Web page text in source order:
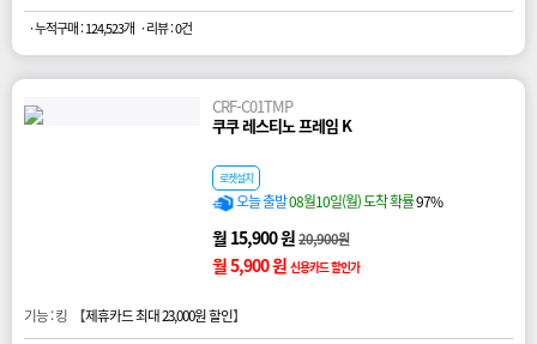
· 누적구매 : 124,523개 · 리뷰 : 0건
CRF-C01TMP
쿠쿠 레스티노 프레임 K
로켓설치
오늘 출발08월10일(월) 도착 확률97%
월 15,900 원20,900원
월 5,900 원 신용카드 할인가
기능 : 킹 【제휴카드 최대 23,000원 할인】